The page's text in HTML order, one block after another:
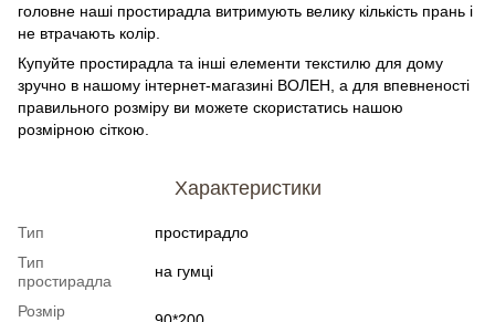
головне наші простирадла витримують велику кількість прань і
не втрачають колір.
Купуйте простирадла та інші елементи текстилю для дому
зручно в нашому інтернет-магазині ВОЛЕН, а для впевненості
правильного розміру ви можете скористатись нашою
розмірною сіткою.
Характеристики
Тип
простирадло
Тип
простирадла
на гумці
Розмір